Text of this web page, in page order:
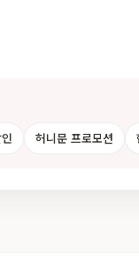
허니문 프로모션